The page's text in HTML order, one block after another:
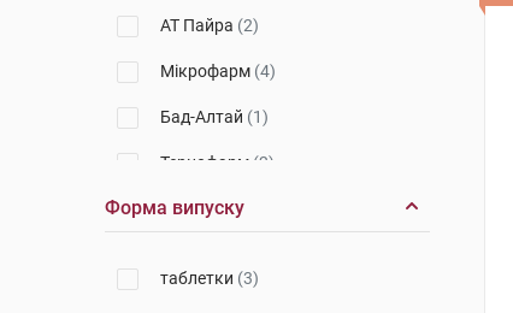
АТ Пайра (2)
Мікрофарм (4)
Бад-Алтай (1)
Тернофарм (2)
Вітаміни(1)
Форма випуску
таблетки (3)